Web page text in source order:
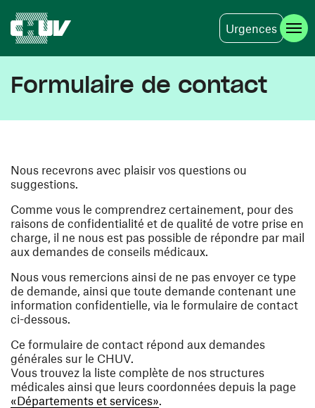
Urgences
Formulaire de contact
Nous recevrons avec plaisir vos questions ou
suggestions.
Comme vous le comprendrez certainement, pour des
raisons de confidentialité et de qualité de votre prise en
charge, il ne nous est pas possible de répondre par mail
aux demandes de conseils médicaux.
Nous vous remercions ainsi de ne pas envoyer ce type
de demande, ainsi que toute demande contenant une
information confidentielle, via le formulaire de contact
ci-dessous.
Ce formulaire de contact répond aux demandes
générales sur le CHUV.
Vous trouvez la liste complète de nos structures
médicales ainsi que leurs coordonnées depuis la page
«Départements et services».